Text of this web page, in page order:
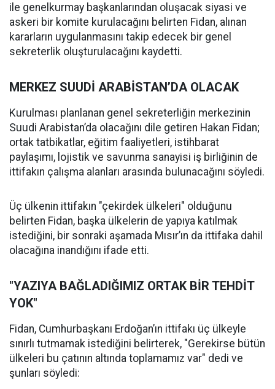
ile genelkurmay başkanlarından oluşacak siyasi ve
askeri bir komite kurulacağını belirten Fidan, alınan
kararların uygulanmasını takip edecek bir genel
sekreterlik oluşturulacağını kaydetti.
MERKEZ SUUDİ ARABİSTAN’DA OLACAK
Kurulması planlanan genel sekreterliğin merkezinin
Suudi Arabistan’da olacağını dile getiren Hakan Fidan;
ortak tatbikatlar, eğitim faaliyetleri, istihbarat
paylaşımı, lojistik ve savunma sanayisi iş birliğinin de
ittifakın çalışma alanları arasında bulunacağını söyledi.
Üç ülkenin ittifakın "çekirdek ülkeleri" olduğunu
belirten Fidan, başka ülkelerin de yapıya katılmak
istediğini, bir sonraki aşamada Mısır’ın da ittifaka dahil
olacağına inandığını ifade etti.
"YAZIYA BAĞLADIĞIMIZ ORTAK BİR TEHDİT
YOK"
Fidan, Cumhurbaşkanı Erdoğan’ın ittifakı üç ülkeyle
sınırlı tutmamak istediğini belirterek, "Gerekirse bütün
ülkeleri bu çatının altında toplamamız var" dedi ve
şunları söyledi: